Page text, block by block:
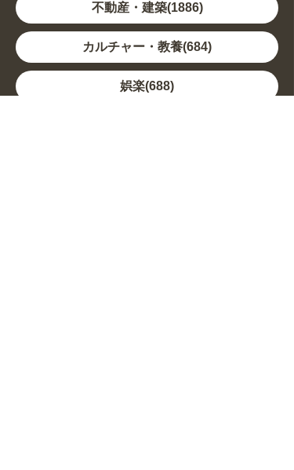
不動産・建築(1886)
カルチャー・教養(684)
娯楽(688)